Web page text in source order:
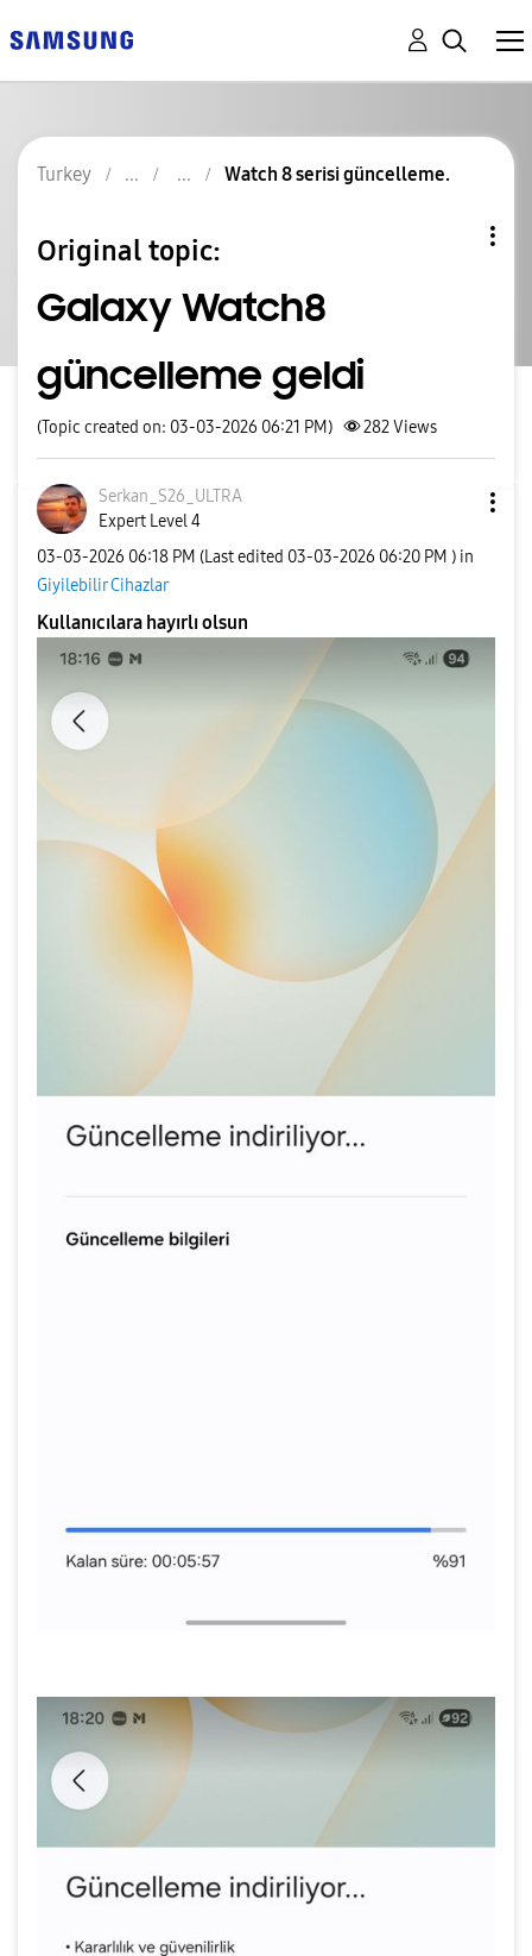
Turkey Watch 8 serisi güncelleme.
Original topic:
Galaxy Watch8
güncelleme geldi
(Topic created on: 03-03-2026 06:21 PM) 282Views
Serkan_S26_ULTRA
Expert Level 4
‎03-03-2026 06:18 PM (Last edited ‎03-03-2026 06:20 PM ) in
Giyilebilir Cihazlar
Kullanıcılara hayırlı olsun